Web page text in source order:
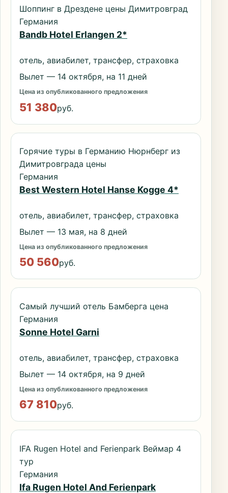
Шоппинг в Дрездене цены Димитровград
Германия
Bandb Hotel Erlangen 2*
отель, авиабилет, трансфер, страховка
Вылет — 14 октября, на 11 дней
Цена из опубликованного предложения
51 380руб.
Горячие туры в Германию Нюрнберг из
Димитровграда цены
Германия
Best Western Hotel Hanse Kogge 4*
отель, авиабилет, трансфер, страховка
Вылет — 13 мая, на 8 дней
Цена из опубликованного предложения
50 560руб.
Самый лучший отель Бамберга цена
Германия
Sonne Hotel Garni
отель, авиабилет, трансфер, страховка
Вылет — 14 октября, на 9 дней
Цена из опубликованного предложения
67 810руб.
IFA Rugen Hotel and Ferienpark Веймар 4
тур
Германия
Ifa Rugen Hotel And Ferienpark